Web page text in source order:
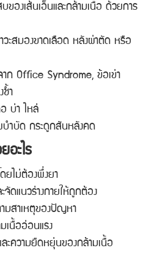
ของเส้นเอ็นและกล้ามเนื้อ ด้วยการ
ะสมองขาดเลือด หลังผ่าตัด หรือ
าก Office Syndrome, ข้อเข่า
ช้ำ
บ่า ไหล่
บําบัด กระดูกสันหลังคด
อะไร
ยไม่ต้องพึ่งยา
จัดแนวร่างกายให้ถูกต้อง
มสาเหตุของปัญหา
เนื้ออ่อนแรง
ละความยืดหยุ่นของกล้ามเนื้อ